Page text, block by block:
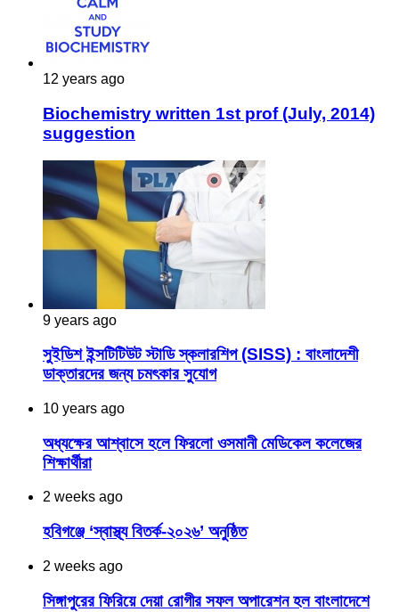
12 years ago
Biochemistry written 1st prof (July, 2014)
suggestion
9 years ago
সুইডিশ ইন্সটিটিউট স্টাডি স্কলারশিপ (SISS) : বাংলাদেশী
ডাক্তারদের জন্য চমৎকার সুযোগ
10 years ago
অধ্যক্ষের আশ্বাসে হলে ফিরলো ওসমানী মেডিকেল কলেজের
শিক্ষার্থীরা
2 weeks ago
হবিগঞ্জে ‘স্বাস্থ্য বিতর্ক-২০২৬’ অনুষ্ঠিত
2 weeks ago
সিঙ্গাপুরের ফিরিয়ে দেয়া রোগীর সফল অপারেশন হল বাংলাদেশে